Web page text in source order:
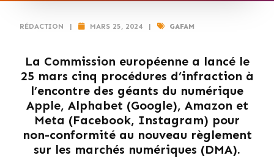
RÉDACTION | MARS 25, 2024 | GAFAM
La Commission européenne a lancé le
25 mars cinq procédures d’infraction à
l’encontre des géants du numérique
Apple, Alphabet (Google), Amazon et
Meta (Facebook, Instagram) pour
non-conformité au nouveau règlement
sur les marchés numériques (DMA).